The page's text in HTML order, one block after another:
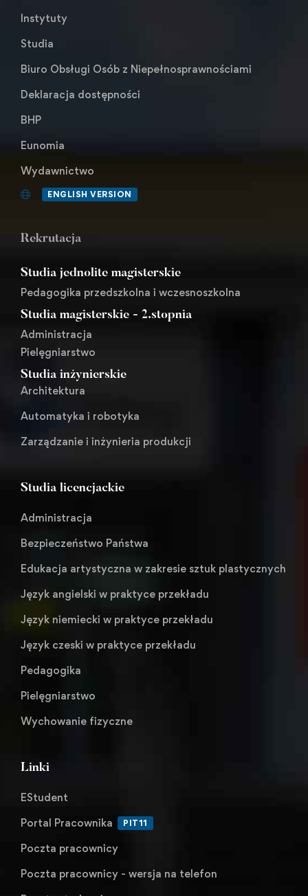
Instytuty
Studia
Biuro Obsługi Osób z Niepełnosprawnościami
Deklaracja dostępności
BHP
Eunomia
Wydawnictwo
ENGLISH VERSION
Rekrutacja
Studia jednolite magisterskie
Pedagogika przedszkolna i wczesnoszkolna
Studia magisterskie - 2.stopnia
Administracja
Pielęgniarstwo
Studia inżynierskie
Architektura
Automatyka i robotyka
Zarządzanie i inżynieria produkcji
Studia licencjackie
Administracja
Bezpieczeństwo Państwa
Edukacja artystyczna w zakresie sztuk plastycznych
Język angielski w praktyce przekładu
Język niemiecki w praktyce przekładu
Język czeski w praktyce przekładu
Pedagogika
Pielęgniarstwo
Wychowanie fizyczne
Linki
EStudent
Portal Pracownika
PIT11
Poczta pracownicy
Poczta pracownicy - wersja na telefon